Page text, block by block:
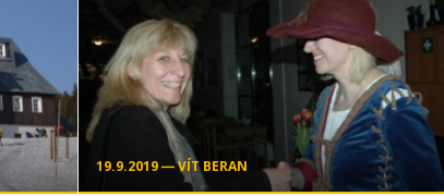
19.9.2019 ― VÍT BERAN